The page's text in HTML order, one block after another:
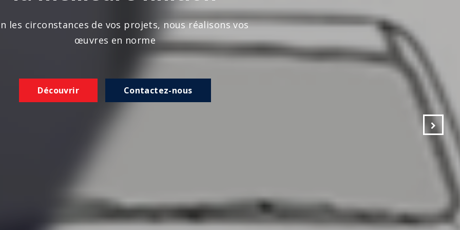
les circonstances de vos projets, nous réalisons vos
œuvres en norme
Découvrir Contactez-nous